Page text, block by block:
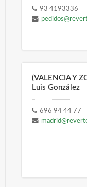
93 4193336
(VALENCIA Y
Luis González
696 94 44 77